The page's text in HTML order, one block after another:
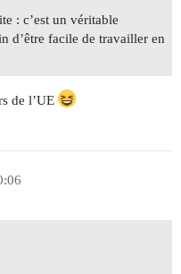
: c’est un véritable
d’être facile de travailler en
de l’UE